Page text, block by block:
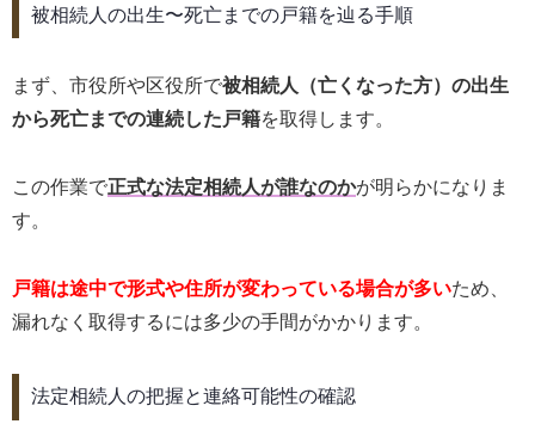
被相続人の出生〜死亡までの戸籍を辿る手順
まず、市役所や区役所で被相続人（亡くなった方）の出生
から死亡までの連続した戸籍を取得します。
この作業で正式な法定相続人が誰なのかが明らかになりま
す。
戸籍は途中で形式や住所が変わっている場合が多いため、
漏れなく取得するには多少の手間がかかります。
法定相続人の把握と連絡可能性の確認